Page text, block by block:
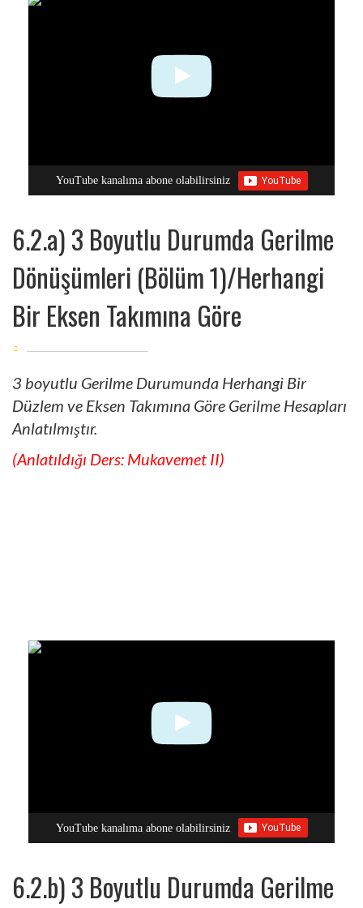
YouTube kanalıma abone olabilirsiniz
6.2.a) 3 Boyutlu Durumda Gerilme
Dönüşümleri (Bölüm 1)/Herhangi
Bir Eksen Takımına Göre
3 boyutlu Gerilme Durumunda Herhangi Bir
Düzlem ve Eksen Takımına Göre Gerilme Hesapları
Anlatılmıştır.
(Anlatıldığı Ders: Mukavemet II)
YouTube kanalıma abone olabilirsiniz
6.2.b) 3 Boyutlu Durumda Gerilme